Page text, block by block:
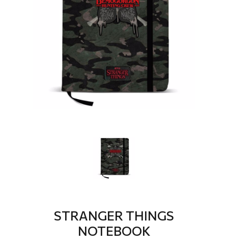
STRANGER THINGS
NOTEBOOK